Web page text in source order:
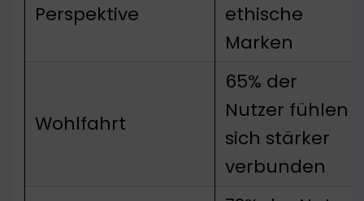
Perspektive
ethische
Marken
Wohlfahrt
65% der
Nutzer fühlen
sich stärker
verbunden